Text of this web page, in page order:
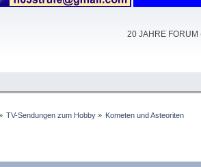
20 JAHRE
TV-Sendungen zum Hobby» Kometen und Asteoriten